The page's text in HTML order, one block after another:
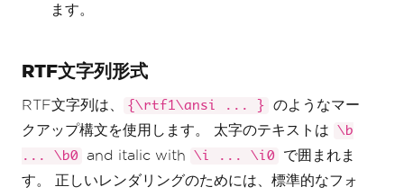
ます。
RTF文字列形式
RTF文字列は、 {\rtf1\ansi ... }
のようなマー
クアップ構文を使用します。 太字のテキストは
\b
... \b0
and italic with \i ... \i0
で囲まれま
す。 正しいレンダリングのためには、標準的なフォ